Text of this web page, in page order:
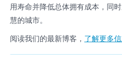
用寿命并降低总体拥有成本，同
慧的城市。
阅读我们的最新博客， 了解更多